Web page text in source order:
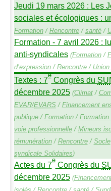
Jeudi 19 mars 2026 : Les
sociales et écologiques :
Formation/ Rencontre/ santé/
Formation - 7 avril 2026 :
anti-syndicales (Formation/
d’expression/ Rencontre/
Textes : 7eCongrès du
décembre 2025 (Climat/
EVAR/EVARS/ Financement
publique/ Formation/ Formation
voie professionnelle/ Mineurs
rémunération/ Rencontre/ Socle
syndicale Solidaires)
Actes du 7eCongrès du
décembre 2025 (